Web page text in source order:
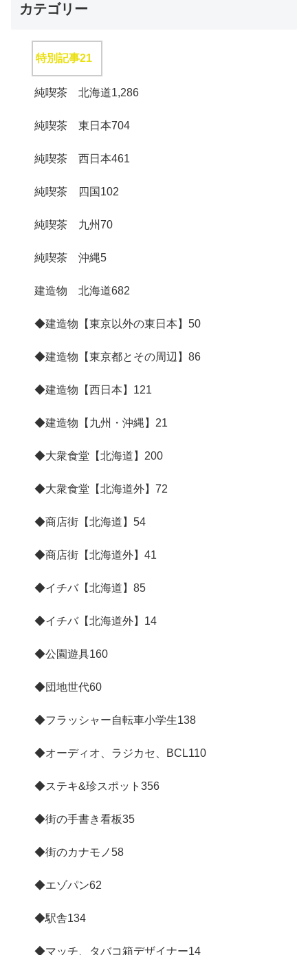
カテゴリー
特別記事21
純喫茶 北海道1,286
純喫茶 東日本704
純喫茶 西日本461
純喫茶 四国 102
純喫茶 九州70
純喫茶 沖縄5
建造物 北海道682
◆建造物【東京以外の東日本】 50
◆建造物【東京都とその周辺】 86
◆建造物【西日本】 121
◆建造物【九州・沖縄】 21
◆大衆食堂【北海道】 200
◆大衆食堂【北海道外】 72
◆商店街【北海道】 54
◆商店街【北海道外】 41
◆イチバ【北海道】 85
◆イチバ【北海道外】 14
◆公園遊具160
◆団地世代60
◆フラッシャー自転車小学生138
◆オーディオ、ラジカセ、BCL110
◆ステキ&珍スポット 356
◆街の手書き看板35
◆街のカナモノ58
◆エゾパン62
◆駅舎134
◆マッチ、タバコ箱デザイナー14